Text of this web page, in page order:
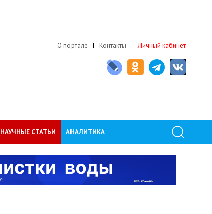
О портале Контакты Личный кабинет
НАУЧНЫЕ СТАТЬИ АНАЛИТИКА